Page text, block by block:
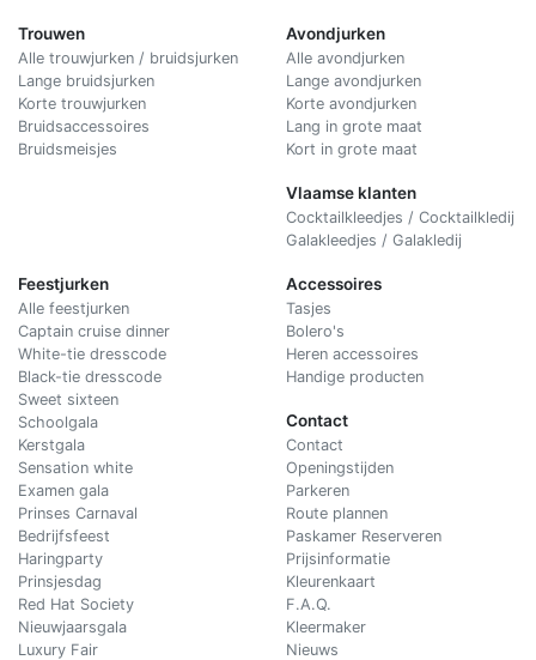
Trouwen
Alle trouwjurken / bruidsjurken
Lange bruidsjurken
Korte trouwjurken
Bruidsaccessoires
Bruidsmeisjes
Avondjurken
Alle avondjurken
Lange avondjurken
Korte avondjurken
Lang in grote maat
Kort in grote maat
Vlaamse klanten
Cocktailkleedjes / Cocktailkledij
Galakleedjes / Galakledij
Feestjurken
Alle feestjurken
Captain cruise dinner
White-tie dresscode
Black-tie dresscode
Sweet sixteen
Schoolgala
Kerstgala
Sensation white
Examen gala
Prinses Carnaval
Bedrijfsfeest
Haringparty
Prinsjesdag
Red Hat Society
Nieuwjaarsgala
Luxury Fair
Accessoires
Tasjes
Bolero's
Heren accessoires
Handige producten
Contact
Contact
Openingstijden
Parkeren
Route plannen
Paskamer Reserveren
Prijsinformatie
Kleurenkaart
F.A.Q.
Kleermaker
Nieuws